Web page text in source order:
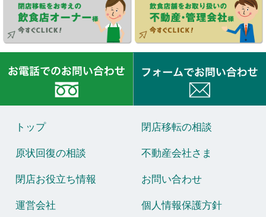
トップ 閉店移転の相談
原状回復の相談 不動産会社さま
閉店お役立ち情報 お問い合わせ
運営会社 個人情報保護方針